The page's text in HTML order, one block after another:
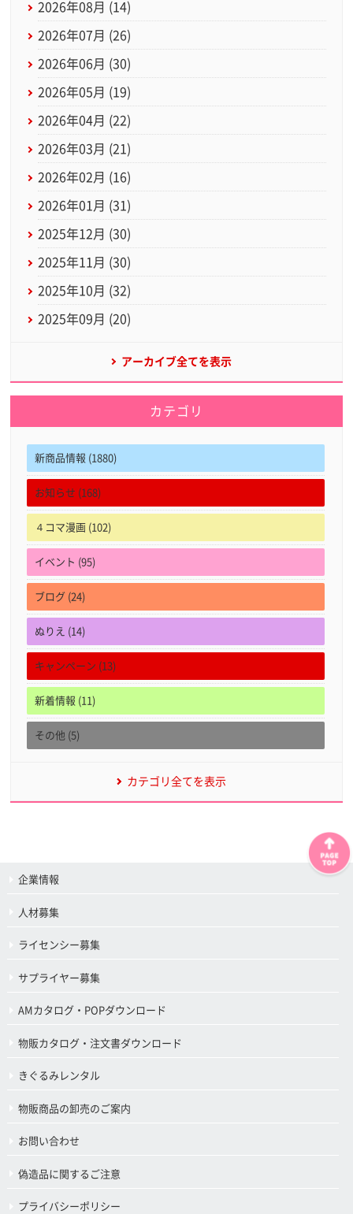
2026年08月 (14)
2026年07月 (26)
2026年06月 (30)
2026年05月 (19)
2026年04月 (22)
2026年03月 (21)
2026年02月 (16)
2026年01月 (31)
2025年12月 (30)
2025年11月 (30)
2025年10月 (32)
2025年09月 (20)
アーカイブ全てを表示
カテゴリ
新商品情報 (1880)
お知らせ (168)
４コマ漫画 (102)
イベント (95)
ブログ (24)
ぬりえ (14)
キャンペーン (13)
新着情報 (11)
その他 (5)
カテゴリ全てを表示
企業情報
人材募集
ライセンシー募集
サプライヤー募集
AMカタログ・POPダウンロード
物販カタログ・注文書ダウンロード
きぐるみレンタル
物販商品の卸売のご案内
お問い合わせ
偽造品に関するご注意
プライバシーポリシー